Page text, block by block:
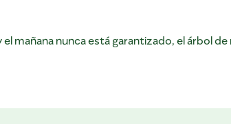
el mañana nunca está garantizado, el árbol